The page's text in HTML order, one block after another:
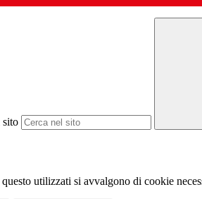
sito
utilizzati si avvalgono di cookie